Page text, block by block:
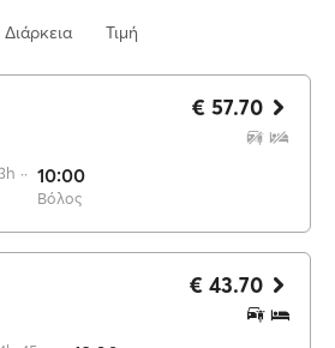
Διάρκεια Τιμή
·· 10:00
Βόλος
€ 57.70
€ 43.70